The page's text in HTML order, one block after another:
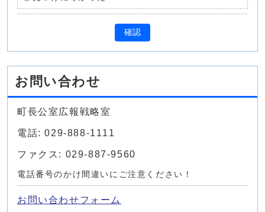
確認
お問い合わせ
町長公室広報戦略室
電話: 029-888-1111
ファクス: 029-887-9560
電話番号のかけ間違いにご注意ください！
お問い合わせフォーム